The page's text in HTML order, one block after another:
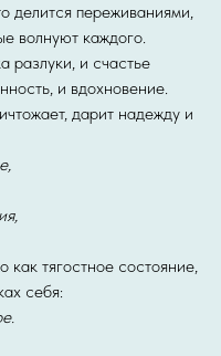
делится переживаниями,
волнуют каждого.
разлуки, и счастье
и вдохновение.
дарит надежду и
как тягостное состояние,
себя: